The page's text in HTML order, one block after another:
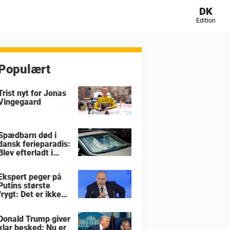
DK
Edition
nyt for Jonas
død i
ferieparadis:
efterladt i
peger på
største
Det er ikke
Trump giver
besked: Nu er